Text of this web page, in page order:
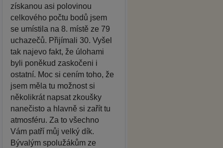
získanou asi polovinou
celkového počtu bodů jsem
se umístila na 8. místě ze 79
uchazečů. Přijímali 30. Vyšel
tak najevo fakt, že úlohami
byli poněkud zaskočeni i
ostatní. Moc si cením toho, že
jsem měla tu možnost si
několikrát napsat zkoušky
nanečisto a hlavně si zařít tu
atmosféru. Za to všechno
Vám patří můj velký dík.
Bývalým spolužákům ze